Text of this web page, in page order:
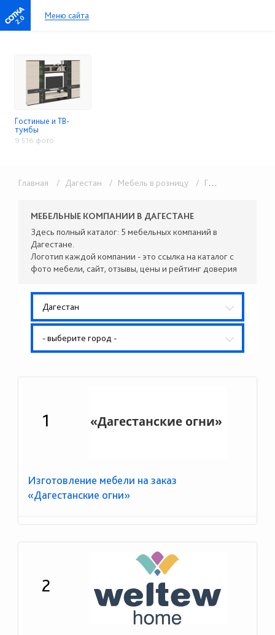
2.0 Меню сайта
Гостиные и ТВ-
тумбы
9 516 фото
Главная / Дагестан / Мебель в розницу / Гостиные и ТВ-тумбы
МЕБЕЛЬНЫЕ КОМПАНИИ В ДАГЕСТАНЕ
Здесь полный каталог: 5 мебельных компаний в
Дагестане.
Логотип каждой компании - это ссылка на каталог с
фото мебели, сайт, отзывы, цены и рейтинг доверия
Дагестан
- выберите город -
1
Изготовление мебели на заказ
«Дагестанские огни»
2